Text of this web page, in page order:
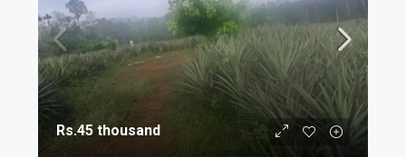
Rs.45 thousand